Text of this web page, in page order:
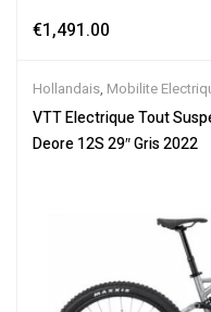
€1,491.00
Hollandais, Mobilite
Tout-Suspendus,Vélo
Électriques
VTT Electrique Tout
Deore 12S 29″ Gris 2022